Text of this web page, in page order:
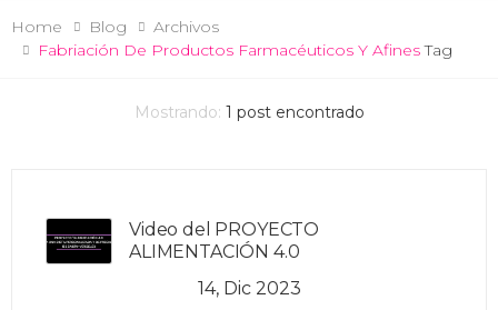
Home Blog
Archivos
Fabriación De Productos Farmacéuticos Y AfinesTag
Mostrando: 1 post encontrado
Video del PROYECTO
ALIMENTACIÓN 4.0
14, Dic 2023